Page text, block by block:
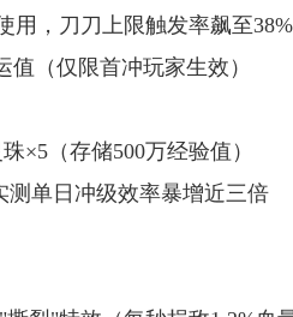
用，刀刀上限触发率飙至38%
值（仅限首冲玩家生效）
×5（存储500万经验值）
测单日冲级效率暴增近三倍